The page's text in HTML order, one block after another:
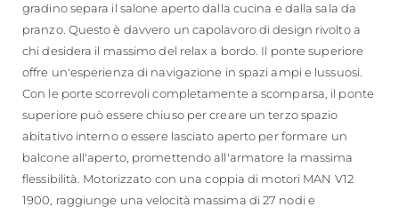
gradino separa il salone aperto dalla cucina e dalla sala da
pranzo. Questo è davvero un capolavoro di design rivolto a
chi desidera il massimo del relax a bordo. Il ponte superiore
offre un'esperienza di navigazione in spazi ampi e lussuosi.
Con le porte scorrevoli completamente a scomparsa, il ponte
superiore può essere chiuso per creare un terzo spazio
abitativo interno o essere lasciato aperto per formare un
balcone all'aperto, promettendo all'armatore la massima
flessibilità. Motorizzato con una coppia di motori MAN V12
1900, raggiunge una velocità massima di 27 nodi e